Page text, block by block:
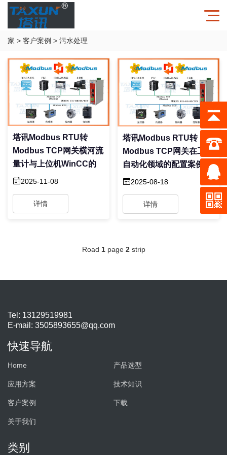
家 > 客户案例 > 污水处理
塔讯Modbus RTU转
Modbus TCP网关横河流
量计与上位机WinCC的
2025-11-08
详情
塔讯Modbus RTU转
Modbus TCP网关在工业
自动化领域的配置案例
2025-08-18
详情
Road 1page 2strip
Tel: 13129519981
E-mail: 3505893655@qq.com
快速导航
Home 产品选型
应用方案 技术知识
客户案例 下载
关于我们
类别